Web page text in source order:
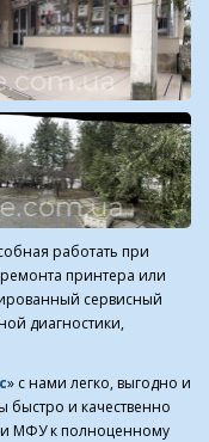
работать при
принтера или
сервисный
диагностики,
» с нами легко, выгодно и
быстро и качественно
МФУ к полноценному